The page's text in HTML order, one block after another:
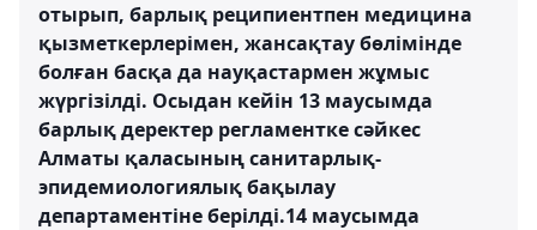
отырып, барлық реципиентпен медицина
қызметкерлерімен, жансақтау бөлімінде
болған басқа да науқастармен жұмыс
жүргізілді. Осыдан кейін 13 маусымда
барлық деректер регламентке сәйкес
Алматы қаласының санитарлық-
эпидемиологиялық бақылау
департаментіне берілді.14 маусымда